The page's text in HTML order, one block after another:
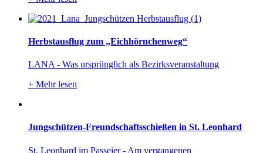
Herbstausflug zum „Eichhörnchenweg“
LANA - Was ursprünglich als Bezirksveranstaltung
+ Mehr lesen
Jungschützen-Freundschaftsschießen in St. Leonhard
St. Leonhard im Passeier - Am vergangenen